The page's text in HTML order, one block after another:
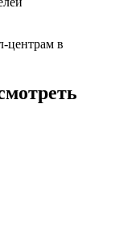
центрам в